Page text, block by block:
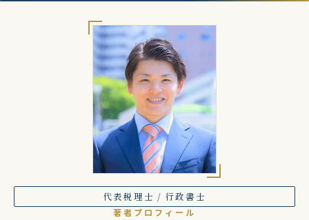
代表税理士 / 行政書士
著者プロフィール